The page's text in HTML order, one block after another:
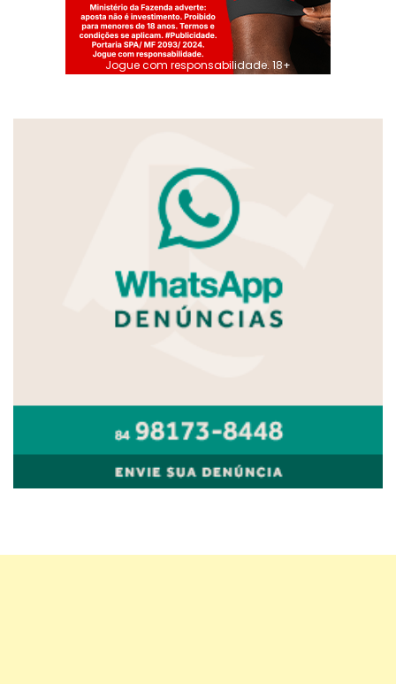
Jogue com responsabilidade. 18+